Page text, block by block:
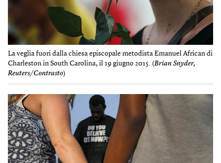
La veglia fuori dalla chiesa episcopale metodista Emanuel African di
Charleston in South Carolina, il 19 giugno 2015. (Brian Snyder,
Reuters/Contrasto)